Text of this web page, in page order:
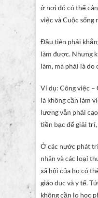
ở nơi đó có thể
việc và Cuộc sống
Đầu tiên phải
làm được. Nhưng
làm, mà phải là do
Ví dụ: Công việc –
là không cần làm
lương vẫn phải
tiền bạc để giải trí,
Ở các nước phát
nhân và các loại
xã hội của họ có
giáo dục và y tế.
không cần lo học